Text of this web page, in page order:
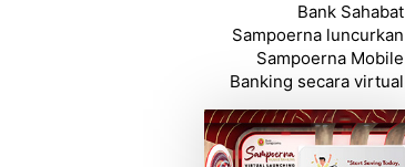
Bank Sahabat
Sampoerna luncurkan
Sampoerna Mobile
Banking secara virtual